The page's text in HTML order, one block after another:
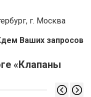
г. Москва
Ваших запросов
«Клапаны